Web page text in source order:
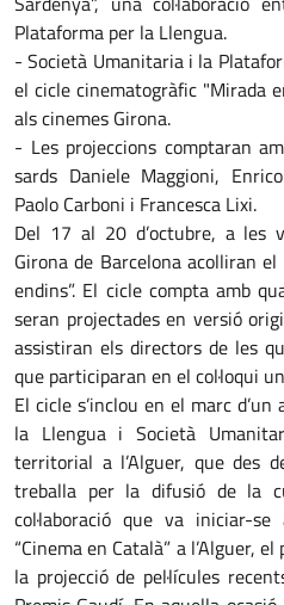
Plataforma per la Llengua.
- Società Umanitaria i la
el cicle cinematogràfic "Mirada
als cinemes Girona.
- Les projeccions comptaran
sards Daniele Maggioni,
Paolo Carboni i Francesca Lixi.
Del 17 al 20 d’octubre, a les
Girona de Barcelona acolliran
endins”. El cicle compta amb
seran projectades en versió
assistiran els directors de les
que participaran en el col·loqui
El cicle s’inclou en el marc
la Llengua i Società
territorial a l’Alguer, que des
treballa per la difusió de la
col·laboració que va iniciar-
“Cinema en Català” a l’Alguer,
la projecció de pel·lícules